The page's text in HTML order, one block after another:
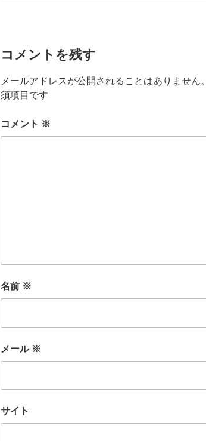
コメントを残す
メールアドレスが公開されることはありません。
須項目です
コメント ※
名前 ※
メール ※
サイト